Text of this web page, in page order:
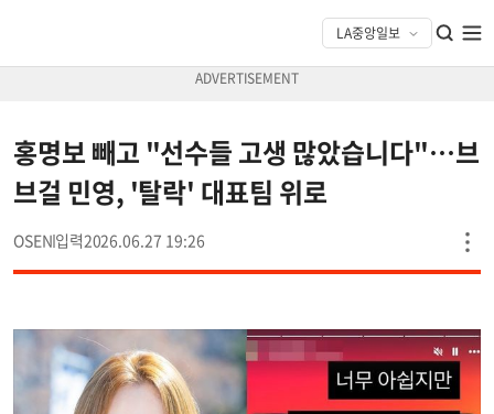
홍명보 빼고 "선수들 고생 많았습니다"…브
브걸 민영, '탈락' 대표팀 위로
OSEN 2026.06.27 19:26